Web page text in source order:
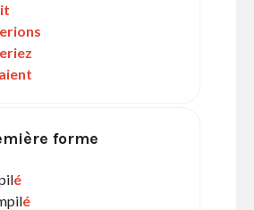
erions
eriez
forme
é
é